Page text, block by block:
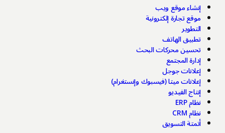
إنشاء موقع ويب
موقع تجارة إلكترونية
التطوير
تطبيق الهاتف
تحسين محركات البحث
إدارة المجتمع
إعلانات جوجل
إعلانات ميتا (فيسبوك وإنستغرام)
إنتاج الفيديو
نظام ERP
نظام CRM
أتمتة التسويق